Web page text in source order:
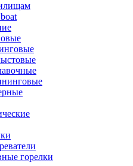
горелки